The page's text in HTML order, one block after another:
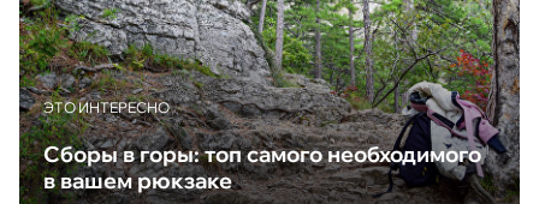
ЭТО ИНТЕРЕСНО
Сборы в горы: топ самого необходимого
в вашем рюкзаке